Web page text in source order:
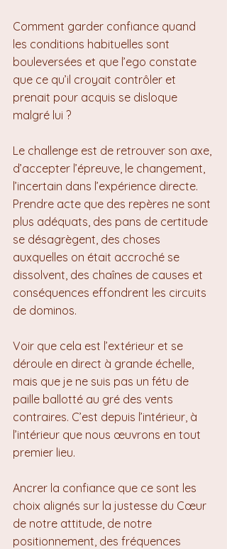
Comment garder confiance quand
les conditions habituelles sont
bouleversées et que l’ego constate
que ce qu’il croyait contrôler et
prenait pour acquis se disloque
malgré lui ?
Le challenge est de retrouver son axe,
d’accepter l’épreuve, le changement,
l’incertain dans l’expérience directe.
Prendre acte que des repères ne sont
plus adéquats, des pans de certitude
se désagrègent, des choses
auxquelles on était accroché se
dissolvent, des chaînes de causes et
conséquences effondrent les circuits
de dominos.
Voir que cela est l’extérieur et se
déroule en direct à grande échelle,
mais que je ne suis pas un fétu de
paille ballotté au gré des vents
contraires. C’est depuis l’intérieur, à
l’intérieur que nous œuvrons en tout
premier lieu.
Ancrer la confiance que ce sont les
choix alignés sur la justesse du Cœur
de notre attitude, de notre
positionnement, des fréquences